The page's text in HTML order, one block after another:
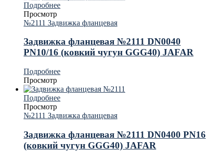
Подробнее
Просмотр
№2111 Задвижка фланцевая
Задвижка фланцевая №2111 DN0040
PN10/16 (ковкий чугун GGG40) JAFAR
Подробнее
Просмотр
Подробнее
Просмотр
№2111 Задвижка фланцевая
Задвижка фланцевая №2111 DN0400 PN16
(ковкий чугун GGG40) JAFAR